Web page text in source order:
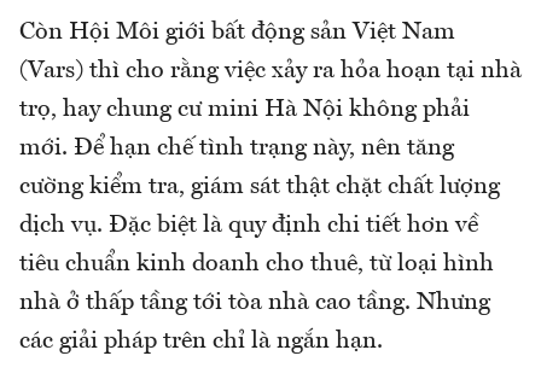
Còn Hội Môi giới bất động sản Việt Nam
(Vars) thì cho rằng việc xảy ra hỏa hoạn tại nhà
trọ, hay chung cư mini Hà Nội không phải
mới. Để hạn chế tình trạng này, nên tăng
cường kiểm tra, giám sát thật chặt chất lượng
dịch vụ. Đặc biệt là quy định chi tiết hơn về
tiêu chuẩn kinh doanh cho thuê, từ loại hình
nhà ở thấp tầng tới tòa nhà cao tầng. Nhưng
các giải pháp trên chỉ là ngắn hạn.